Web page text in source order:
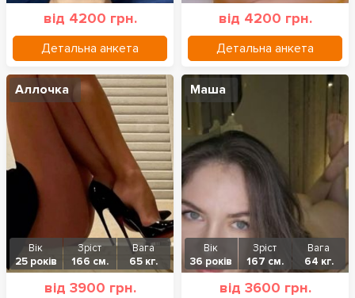
від 4200 грн.
Детальна анкета
від 4200 грн.
Детальна анкета
Аллочка
Вік
25 років
Зріст
166 см.
Вага
65 кг.
від 3900 грн.
Маша
Вік
36 років
Зріст
167 см.
Вага
64 кг.
від 3600 грн.